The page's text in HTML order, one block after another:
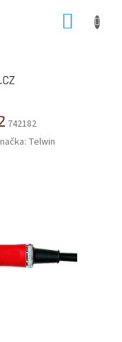
742182
Telwin